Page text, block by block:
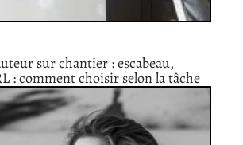
sur chantier : escabeau,
: comment choisir selon la tâche